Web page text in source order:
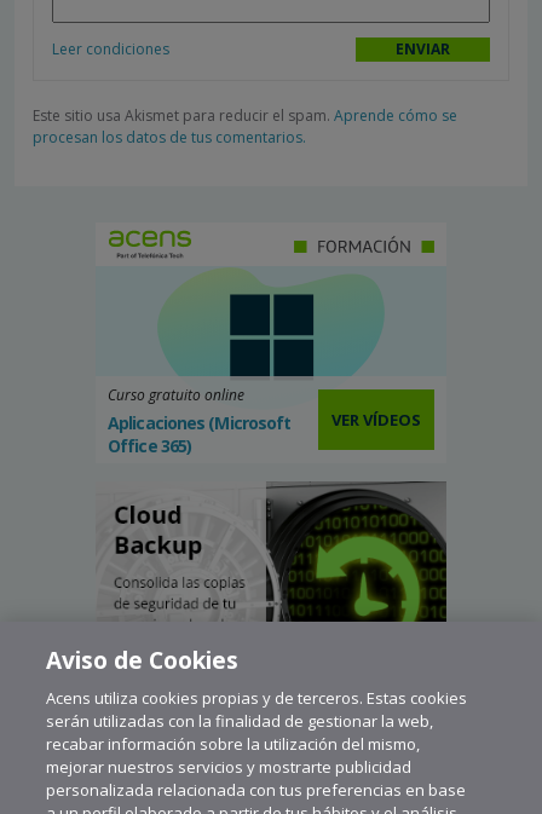
Leer condiciones
Este sitio usa Akismet para reducir el spam. Aprende cómo se
procesan los datos de tus comentarios.
Curso gratuito online
Aplicaciones (Microsoft
Office 365)
VER VÍDEOS
Aviso de Cookies
Acens utiliza cookies propias y de terceros. Estas cookies
serán utilizadas con la finalidad de gestionar la web,
recabar información sobre la utilización del mismo,
mejorar nuestros servicios y mostrarte publicidad
personalizada relacionada con tus preferencias en base